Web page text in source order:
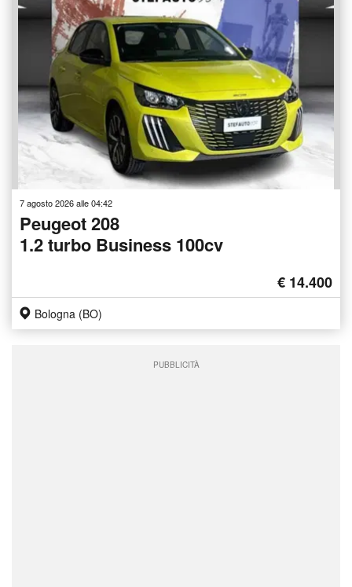
7 agosto 2026 alle 04:42
Peugeot 208
1.2 turbo Business 100cv
€ 14.400
Bologna (BO)
PUBBLICITÀ